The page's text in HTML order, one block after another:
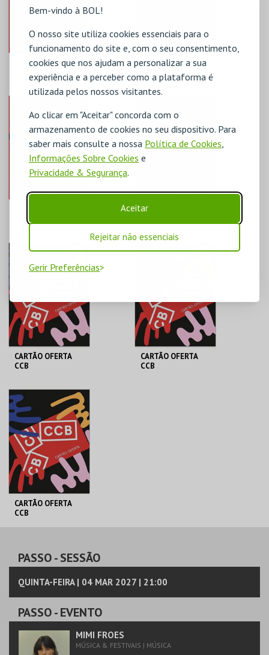
Bem-vindo à BOL!
O nosso site utiliza cookies essenciais para o
funcionamento do site e, com o seu consentimento,
cookies que nos ajudam a personalizar a sua
experiência e a perceber como a plataforma é
utilizada pelos nossos visitantes.
Ao clicar em "Aceitar" concorda com o
armazenamento de cookies no seu dispositivo. Para
saber mais consulte a nossa Política de Cookies,
Informações Sobre Cookies e
Privacidade & Segurança.
Aceitar
Rejeitar não essenciais
Gerir Preferências
CARTÃO CCB
FUNDAÇÃO CCB
UNO | ANUAL
MAIS INFO
COMPRAR
CARTÃO CCB
FUNDAÇÃO CCB
<25 | ANUAL
MAIS INFO
COMPRAR
CARTÃO CCB
FUNDAÇÃO CCB
COMPRAR
CARTÃO OFERTA
CCB
CARTÃO OFERTA 20€
MAIS INFO
COMPRAR
CARTÃO OFERTA
CCB
CARTÃO OFERTA
CCB
CARTÃO OFERTA 50€
MAIS INFO
COMPRAR
PASSO- SESSÃO
QUINTA-FEIRA | 04 MAR 2027 | 21:00
PASSO- EVENTO
MIMI FROES
MÚSICA & FESTIVAIS | MÚSICA